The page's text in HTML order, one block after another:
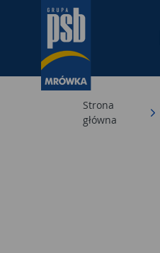
Strona
główna